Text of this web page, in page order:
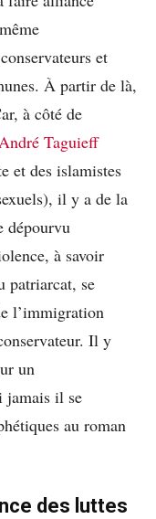
et
À partir de là,
à côté de
Taguieff
et des islamistes
il y a de la
dépourvu
à savoir
patriarcat, se
l’immigration
Il y
un
jamais il se
au roman
des luttes